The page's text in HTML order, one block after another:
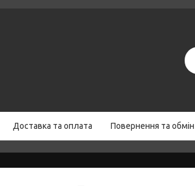
Доставка та оплата Повернення та обмін